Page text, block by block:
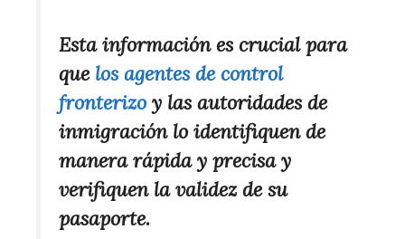
Esta información es crucial para
que los agentes de control
fronterizoy las autoridades de
inmigración lo identifiquen de
manera rápida y precisa y
verifiquen la validez de su
pasaporte.